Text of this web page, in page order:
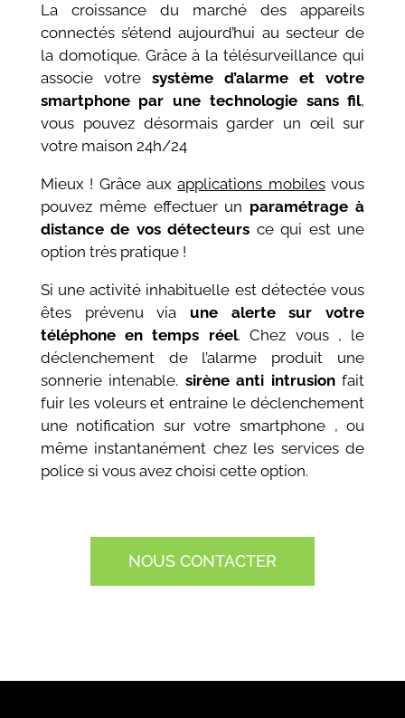
La croissance du marché des appareils
connectés s’étend aujourd’hui au secteur de
la domotique. Grâce à la télésurveillance qui
associe votre système d’alarme et votre
smartphone par une technologie sans fil,
vous pouvez désormais garder un œil sur
votre maison 24h/24
Mieux ! Grâce auxapplications mobilesvous
pouvez même effectuer un paramétrage à
distance de vos détecteurs ce qui est une
option très pratique !
Si une activité inhabituelle est détectée vous
êtes prévenu via une alerte sur votre
téléphone en temps réel. Chez vous , le
déclenchement de l’alarme produit une
sonnerie intenable. sirène anti intrusionfait
fuir les voleurs et entraine le déclenchement
une notification sur votre smartphone , ou
même instantanément chez les services de
police si vous avez choisi cette option.
NOUS CONTACTER